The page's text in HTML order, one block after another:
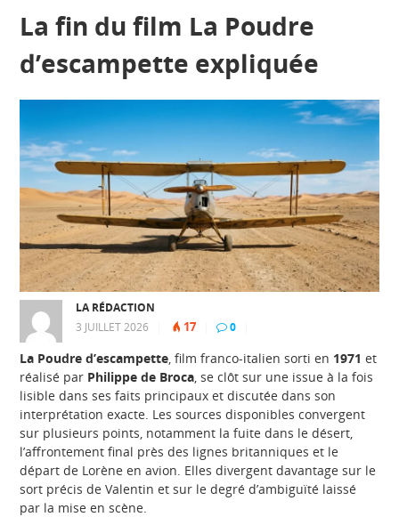
La fin du film La Poudre
d’escampette expliquée
LA RÉDACTION
3 JUILLET 2026
17 0
La Poudre d’escampette, film franco-italien sorti en 1971 et
réalisé par Philippe de Broca, se clôt sur une issue à la fois
lisible dans ses faits principaux et discutée dans son
interprétation exacte. Les sources disponibles convergent
sur plusieurs points, notamment la fuite dans le désert,
l’affrontement final près des lignes britanniques et le
départ de Lorène en avion. Elles divergent davantage sur le
sort précis de Valentin et sur le degré d’ambiguïté laissé
par la mise en scène.